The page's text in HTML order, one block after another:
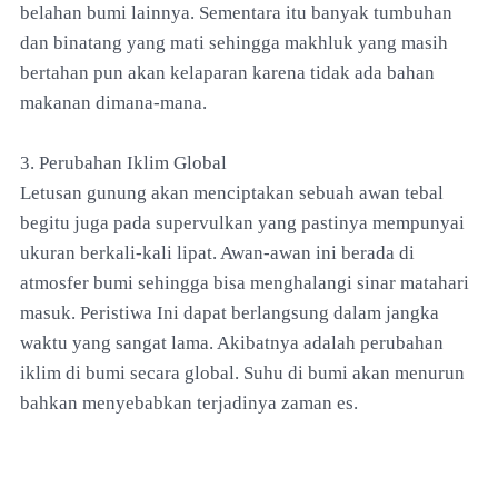
belahan bumi lainnya. Sementara itu banyak tumbuhan
dan binatang yang mati sehingga makhluk yang masih
bertahan pun akan kelaparan karena tidak ada bahan
makanan dimana-mana.
3. Perubahan Iklim Global
Letusan gunung akan menciptakan sebuah awan tebal
begitu juga pada supervulkan yang pastinya mempunyai
ukuran berkali-kali lipat. Awan-awan ini berada di
atmosfer bumi sehingga bisa menghalangi sinar matahari
masuk. Peristiwa Ini dapat berlangsung dalam jangka
waktu yang sangat lama. Akibatnya adalah perubahan
iklim di bumi secara global. Suhu di bumi akan menurun
bahkan menyebabkan terjadinya zaman es.